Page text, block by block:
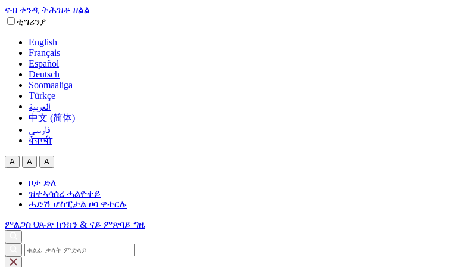
ናብ ቀንዲ ትሕዝቶ ዘልል
ቲግሪንያ
English
Français
Español
Deutsch
Soomaaliga
Türkçe
العربية‏
中文 (简体)
فارسی
ਪੰਜਾਬੀ
A A A
ቦታ ድለ
ዝተኣሳሰረ ሓልዮተይ
ሓድሽ ሆስፒታል ዞባ ዋተርሉ
ምልጋስ ህጹጽ ክንክን & ናይ ምጽባይ ግዜ